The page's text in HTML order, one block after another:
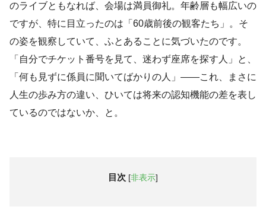
のライブともなれば、会場は満員御礼。年齢層も幅広いの
ですが、特に目立ったのは「60歳前後の観客たち」。そ
の姿を観察していて、ふとあることに気づいたのです。
「自分でチケット番号を見て、迷わず座席を探す人」と、
「何も見ずに係員に聞いてばかりの人」――これ、まさに
人生の歩み方の違い、ひいては将来の認知機能の差を表し
ているのではないか、と。
目次 [非表示]